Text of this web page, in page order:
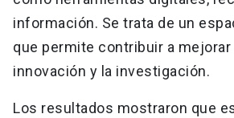
información. Se trata de un
que permite contribuir a mejorar
innovación y la investigación.
Los resultados mostraron que